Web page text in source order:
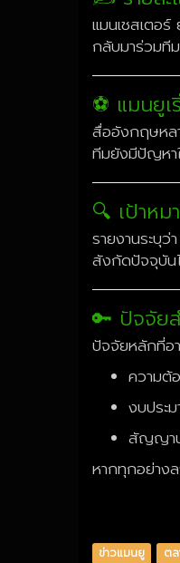
แมนเชสเตอร์
กลับมาร่วมที
⚽ แมนยู
สื่ออังกฤษหล
ทีมยังมีปัญหา
🔍 เป้าหม
รายงานระบุ
สังกัดปัจจุบัน
🔑 ปัจจัย
ปัจจัยหลักที่อ
ความต้
งบประ
สัญญานั
หากทุกอย่าง
ข่าวแมนยู ตล